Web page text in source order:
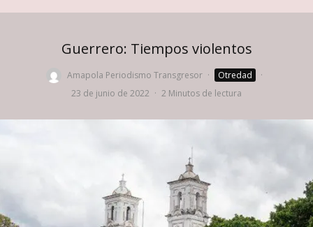
Guerrero: Tiempos violentos
Amapola Periodismo Transgresor · Otredad
·
23 de junio de 2022 · 2 Minutos de lectura